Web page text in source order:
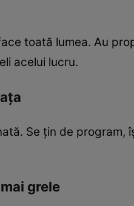
toată lumea. Au
acelui lucru.
Se țin de program,
grele